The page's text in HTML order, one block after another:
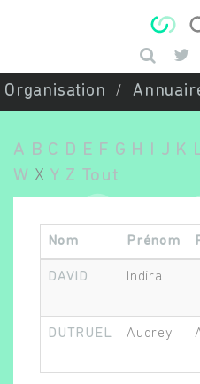
Organisation
A B C D E F G H J K
W X Y Z Tout
Nom Prénom
DAVID Indira
DUTRUEL Audrey